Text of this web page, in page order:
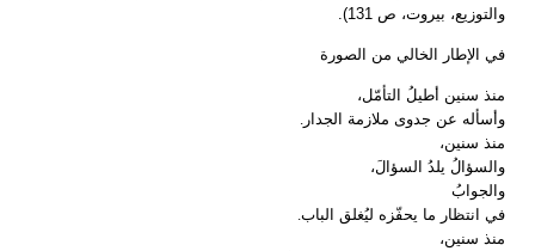
والتوزيع، بيروت، ص 131).
في الإطار الخالي من الصورة
منذ سنين أطيلُ التأمّل،
وأسأله عن جدوى ملازمة الجدار.
منذ سنين،
والسؤالُ يلدُ السؤالَ،
والجوابُ
في انتظار ما يحفّزه ليُغلق الباب.
منذ سنين،